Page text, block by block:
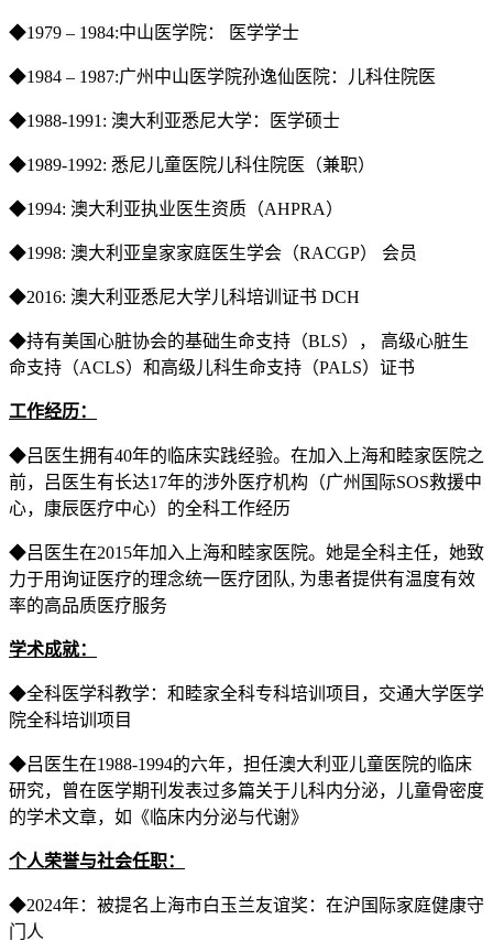
◆1979 – 1984:中山医学院： 医学学士
◆1984 – 1987:广州中山医学院孙逸仙医院：儿科住院医
◆1988-1991: 澳大利亚悉尼大学：医学硕士
◆1989-1992: 悉尼儿童医院儿科住院医（兼职）
◆1994: 澳大利亚执业医生资质（AHPRA）
◆1998: 澳大利亚皇家家庭医生学会（RACGP） 会员
◆2016: 澳大利亚悉尼大学儿科培训证书 DCH
◆持有美国心脏协会的基础生命支持（BLS）， 高级心脏生
命支持（ACLS）和高级儿科生命支持（PALS）证书
工作经历：
◆吕医生拥有40年的临床实践经验。在加入上海和睦家医院之
前，吕医生有长达17年的涉外医疗机构（广州国际SOS救援中
心，康辰医疗中心）的全科工作经历
◆吕医生在2015年加入上海和睦家医院。她是全科主任，她致
力于用询证医疗的理念统一医疗团队, 为患者提供有温度有效
率的高品质医疗服务
学术成就：
◆全科医学科教学：和睦家全科专科培训项目，交通大学医学
院全科培训项目
◆吕医生在1988-1994的六年，担任澳大利亚儿童医院的临床
研究，曾在医学期刊发表过多篇关于儿科内分泌，儿童骨密度
的学术文章，如《临床内分泌与代谢》
个人荣誉与社会任职：
◆2024年：被提名上海市白玉兰友谊奖：在沪国际家庭健康守
门人